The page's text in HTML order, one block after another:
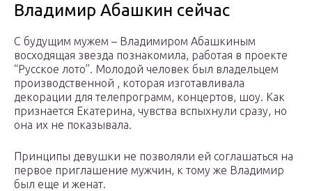
Владимир Абашкин сейчас
С будущим мужем – Владимиром Абашкиным
восходящая звезда познакомила, работая в проекте
“Русское лото”. Молодой человек был владельцем
производственной , которая изготавливала
декорации для телепрограмм, концертов, шоу. Как
признается Екатерина, чувства вспыхнули сразу, но
она их не показывала.
Принципы девушки не позволяли ей соглашаться на
первое приглашение мужчин, к тому же Владимир
был еще и женат.